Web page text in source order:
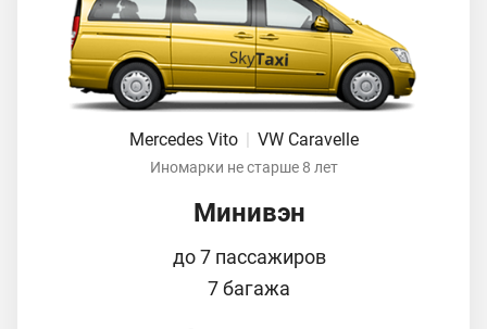
Mercedes Vito VW Caravelle
Иномарки не старше 8 лет
Минивэн
до 7 пассажиров
7 багажа